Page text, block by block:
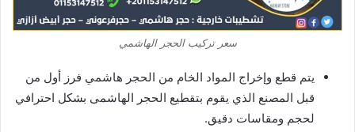
سعر تركيب الحجر الهاشمي
يتم قطع وإخراج المواد الخام من الحجر هاشمي فرز أول من
قبل المصنع الذي يقوم بتقطيع الحجر الهاشمى بشكل احترافي
لحجم ومقاسات دقيق.